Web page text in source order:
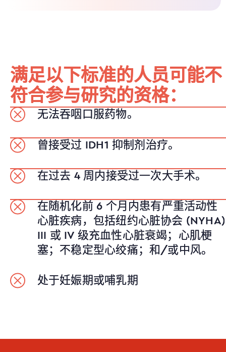
满足以下标准的人员可能不
符合参与研究的资格：
无法吞咽口服药物。
曾接受过 IDH1 抑制剂治疗。
在过去 4 周内接受过一次大手术。
在随机化前 6 个月内患有严重活动性
心脏疾病，包括纽约心脏协会 (NYHA)
III 或 IV 级充血性心脏衰竭；心肌梗
塞；不稳定型心绞痛；和/或中风。
处于妊娠期或哺乳期